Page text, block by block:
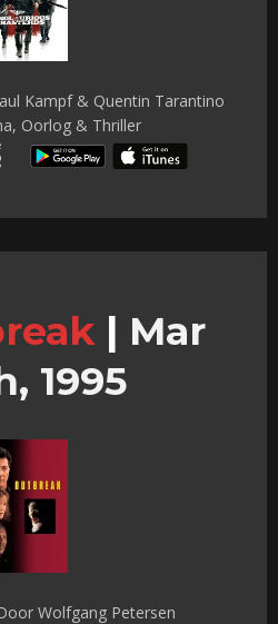
Kampf & Quentin Tarantino
Oorlog & Thriller
| Mar
1995
Wolfgang Petersen